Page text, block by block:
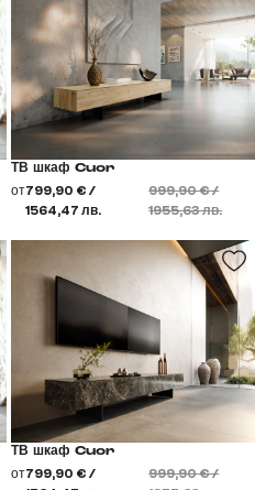
ТВ шкаф Cuor
от799,90 € /
1564,47 лв.
999,90 € /
1955,63 лв.
ТВ шкаф Cuor
от799,90 € /
999,90 € /